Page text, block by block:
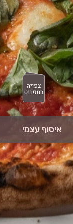
איסוף עצמי